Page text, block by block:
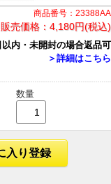
商品番号：23388AA
販売価格： 4,180円(税込)
内・未開封の場合返品可
＞詳細はこちら
数量
入り登録